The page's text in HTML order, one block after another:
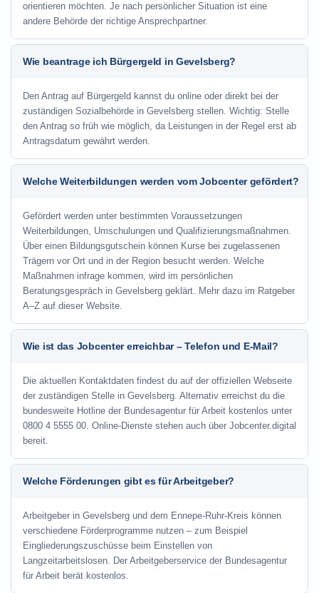
orientieren möchten. Je nach persönlicher Situation ist eine
andere Behörde der richtige Ansprechpartner.
Wie beantrage ich Bürgergeld in Gevelsberg?
Den Antrag auf Bürgergeld kannst du online oder direkt bei der
zuständigen Sozialbehörde in Gevelsberg stellen. Wichtig: Stelle
den Antrag so früh wie möglich, da Leistungen in der Regel erst ab
Antragsdatum gewährt werden.
Welche Weiterbildungen werden vom Jobcenter gefördert?
Gefördert werden unter bestimmten Voraussetzungen
Weiterbildungen, Umschulungen und Qualifizierungsmaßnahmen.
Über einen Bildungsgutschein können Kurse bei zugelassenen
Trägern vor Ort und in der Region besucht werden. Welche
Maßnahmen infrage kommen, wird im persönlichen
Beratungsgespräch in Gevelsberg geklärt. Mehr dazu im Ratgeber
A–Z auf dieser Website.
Wie ist das Jobcenter erreichbar – Telefon und E-Mail?
Die aktuellen Kontaktdaten findest du auf der offiziellen Webseite
der zuständigen Stelle in Gevelsberg. Alternativ erreichst du die
bundesweite Hotline der Bundesagentur für Arbeit kostenlos unter
0800 4 5555 00. Online-Dienste stehen auch über Jobcenter.digital
bereit.
Welche Förderungen gibt es für Arbeitgeber?
Arbeitgeber in Gevelsberg und dem Ennepe-Ruhr-Kreis können
verschiedene Förderprogramme nutzen – zum Beispiel
Eingliederungszuschüsse beim Einstellen von
Langzeitarbeitslosen. Der Arbeitgeberservice der Bundesagentur
für Arbeit berät kostenlos.